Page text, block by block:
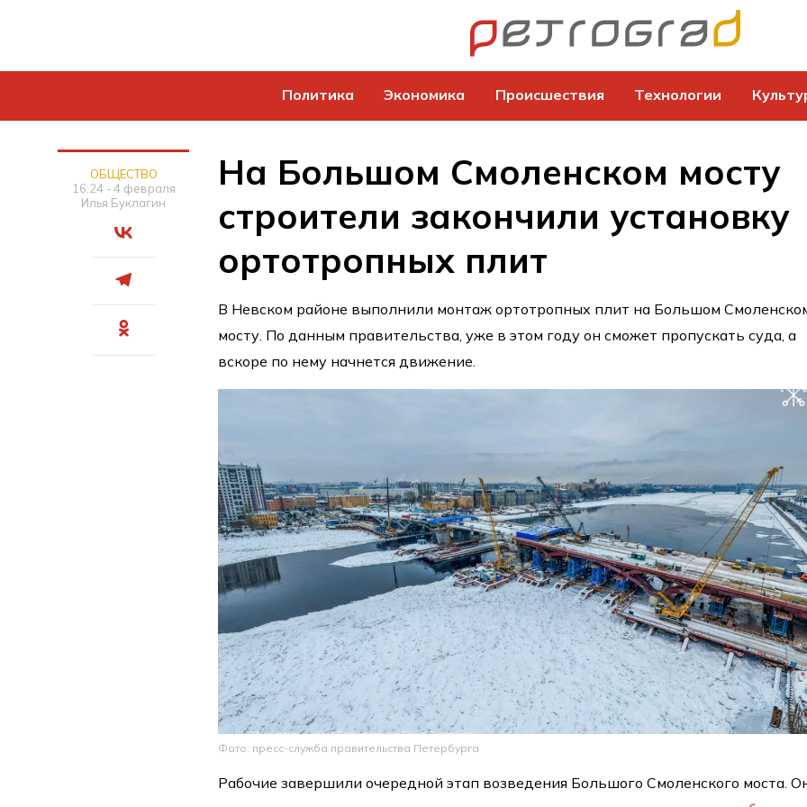
Политика Экономика Происшествия Технологии
ОБЩЕСТВО
16:24 - 4 февраля
Илья Буклагин
На Большом Смоленском мосту
строители закончили установку
ортотропных плит
В Невском районе выполнили монтаж ортотропных плит на Большом
мосту. По данным правительства, уже в этом году он сможет пропускать суда, а
вскоре по нему начнется движение.
Фото: пресс-служба правительства Петербурга
Рабочие завершили очередной этап возведения Большого Смоленского моста.